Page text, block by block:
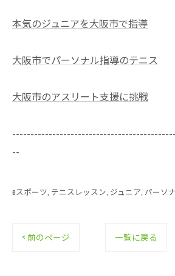
本気のジュニアを大阪市で指導
大阪市でパーソナル指導のテニス
大阪市のアスリート支援に挑戦
--
eスポーツ テニスレッスン ジュニア パーソ
< 前のページ 一覧に戻る